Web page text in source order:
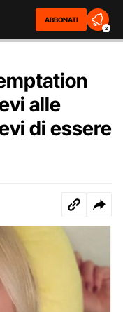
ABBONATI
2
alle
di essere